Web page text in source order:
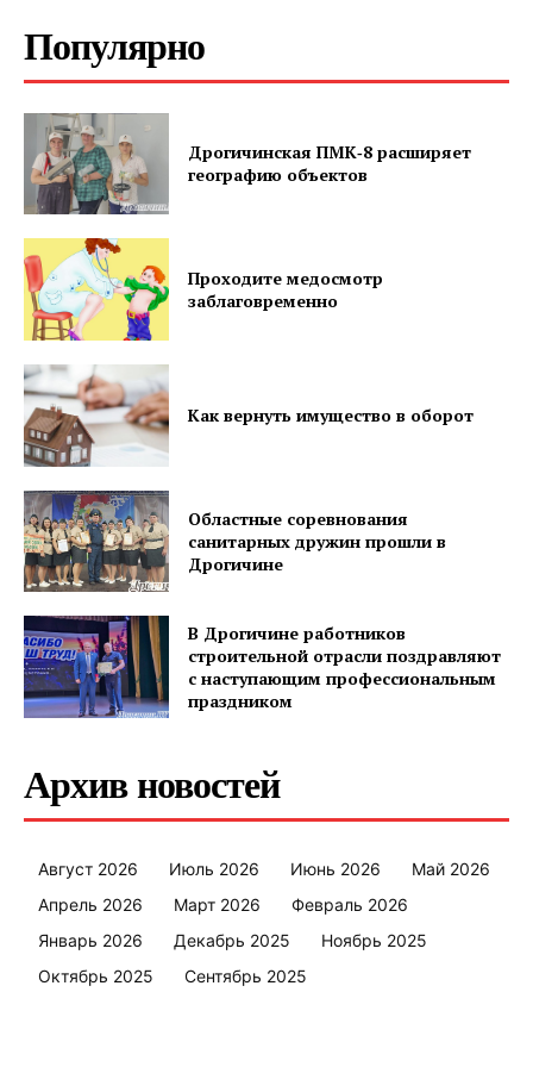
Редакция "ДВ"
Наша гісторыя
Контакты
Электронные обращения
Популярно
Дрогичинская ПМК‑8 расширяет
географию объектов
Проходите медосмотр
заблаговременно
Как вернуть имущество в оборот
Областные соревнования
санитарных дружин прошли в
Дрогичине
В Дрогичине работников
строительной отрасли поздравляют
с наступающим профессиональным
праздником
Архив новостей
Август 2026 Июль 2026 Июнь 2026
Май 2026
Апрель 2026
Март 2026
Февраль 2026
Январь 2026
Декабрь 2025
Ноябрь 2025
Октябрь 2025
Сентябрь 2025